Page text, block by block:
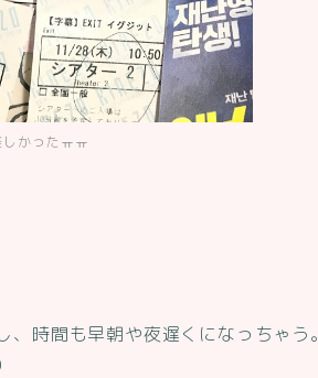
かったㅠㅠ
時間も早朝や夜遅くになっちゃう。